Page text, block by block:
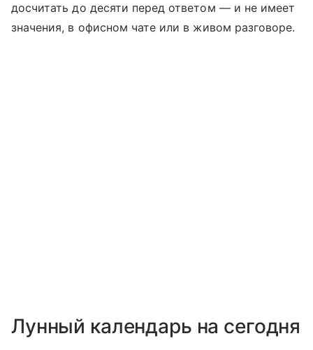
досчитать до десяти перед ответом — и не имеет
значения, в офисном чате или в живом разговоре.
Лунный календарь на сегодня